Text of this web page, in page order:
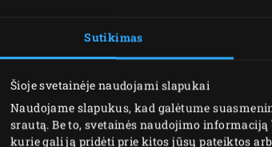
Sutikimas
Šioje svetainėje naudojami slapukai
Naudojame slapukus, kad galėtume
srautą. Be to, svetainės naudojimo
kurie gali ją pridėti prie kitos jūsų pateiktos